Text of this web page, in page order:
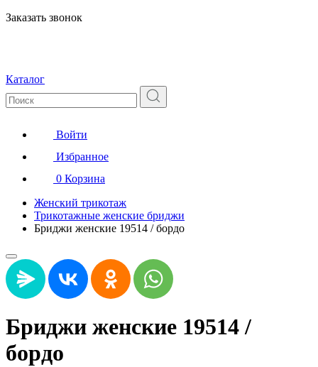
Заказать звонок
Каталог
Войти
Избранное
0 Корзина
Женский трикотаж
Трикотажные женские бриджи
Бриджи женские 19514 / бордо
Бриджи женские 19514 /
бордо